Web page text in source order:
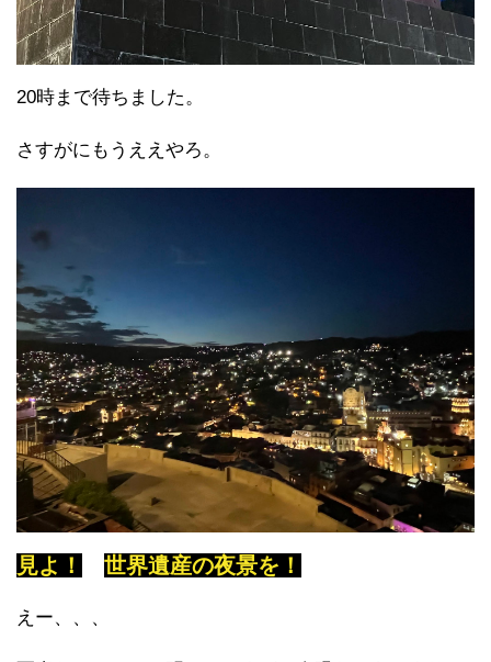
20時まで待ちました。
さすがにもうええやろ。
見よ！ 世界遺産の夜景を！
えー、、、